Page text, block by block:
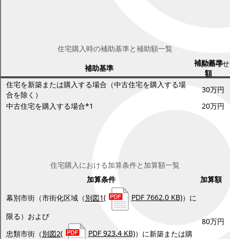
お知らせ
住宅購入時の補助基準と補助額一覧
補助基準
補助基準
額
住宅を新築または購入する場合（中古住宅を購入する場
合を除く）
30万円
中古住宅を購入する場合*1
20万円
住宅購入における加算条件と加算額一覧
加算条件
加算額
幕別市街（市街化区域（別図1( PDF 7662.0 KB)）に
限る）および
忠類市街（別図2( PDF 923.4 KB)）に新築または購
80万円